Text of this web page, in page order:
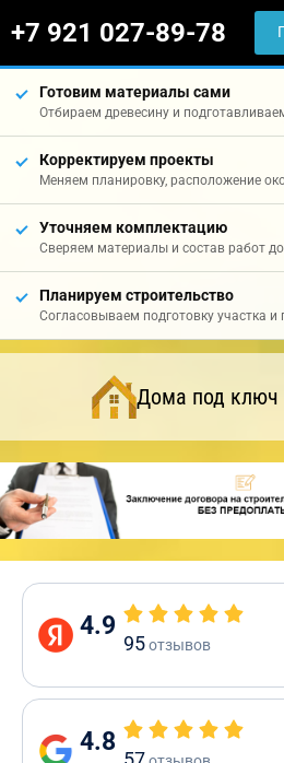
+7 921 027-89-78
Готовим материалы сами
Отбираем древесину и
Корректируем проекты
Меняем планировку, расположение
Уточняем комплектацию
Сверяем материалы и состав работ
Планируем строительство
Согласовываем подготовку участка и
Дома под ключ
4.9
95отзывов
4.8